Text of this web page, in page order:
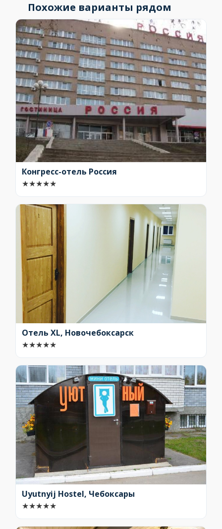
Похожие варианты рядом
Конгресс-отель Россия
★★★★★
Отель XL, Новочебоксарск
★★★★★
Uyutnyij Hostel, Чебоксары
★★★★★